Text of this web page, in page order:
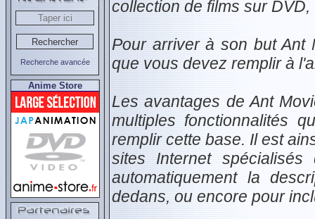
Recherche avancée
Anime Store
collection de films sur
Pour arriver à son but Ant
que vous devez remplir à
Les avantages de Ant
multiples fonctionnalités
remplir cette base. Il est
sites Internet
automatiquement la
dedans, ou encore pour